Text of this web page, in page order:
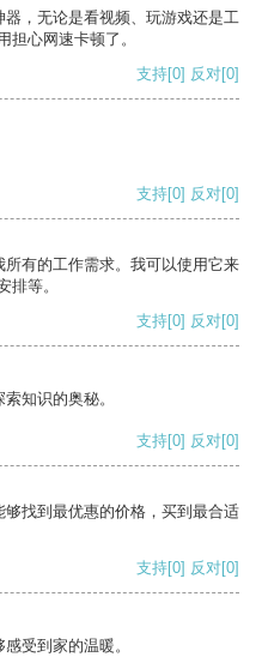
，无论是看视频、玩游戏还是工
担心网速卡顿了。
支持[0] 反对[0]
支持[0] 反对[0]
有的工作需求。我可以使用它来
排等。
支持[0] 反对[0]
知识的奥秘。
支持[0] 反对[0]
找到最优惠的价格，买到最合适
支持[0] 反对[0]
受到家的温暖。